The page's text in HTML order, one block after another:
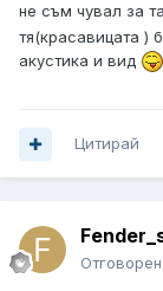
не съм чувал за
тя(красавицата )
акустика и вид
Цитирай